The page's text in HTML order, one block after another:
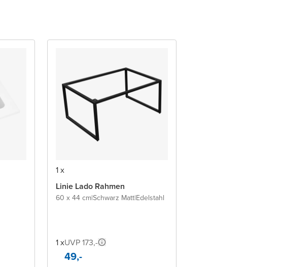
1 x
Linie Lado Rahmen
60 x 44 cm|Schwarz Matt|Edelstahl
1 xUVP 173,-
49,-